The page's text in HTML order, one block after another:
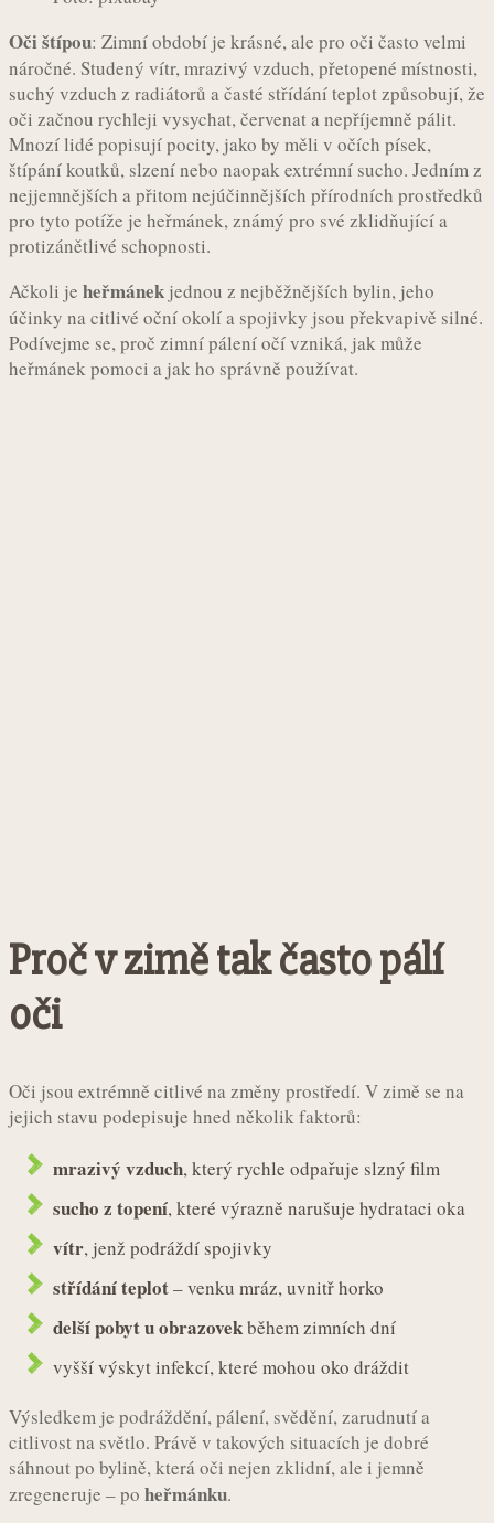
Oči štípou: Zimní období je krásné, ale pro oči často velmi
náročné. Studený vítr, mrazivý vzduch, přetopené místnosti,
suchý vzduch z radiátorů a časté střídání teplot způsobují, že
oči začnou rychleji vysychat, červenat a nepříjemně pálit.
Mnozí lidé popisují pocity, jako by měli v očích písek,
štípání koutků, slzení nebo naopak extrémní sucho. Jedním z
nejjemnějších a přitom nejúčinnějších přírodních prostředků
pro tyto potíže je heřmánek, známý pro své zklidňující a
protizánětlivé schopnosti.
Ačkoli je heřmánek jednou z nejběžnějších bylin, jeho
účinky na citlivé oční okolí a spojivky jsou překvapivě silné.
Podívejme se, proč zimní pálení očí vzniká, jak může
heřmánek pomoci a jak ho správně používat.
Proč v zimě tak často pálí
oči
Oči jsou extrémně citlivé na změny prostředí. V zimě se na
jejich stavu podepisuje hned několik faktorů:
mrazivý vzduch, který rychle odpařuje slzný film
sucho z topení, které výrazně narušuje hydrataci oka
vítr, jenž podráždí spojivky
střídání teplot– venku mráz, uvnitř horko
delší pobyt u obrazovekběhem zimních dní
vyšší výskyt infekcí, které mohou oko dráždit
Výsledkem je podráždění, pálení, svědění, zarudnutí a
citlivost na světlo. Právě v takových situacích je dobré
sáhnout po bylině, která oči nejen zklidní, ale i jemně
zregeneruje – po heřmánku.